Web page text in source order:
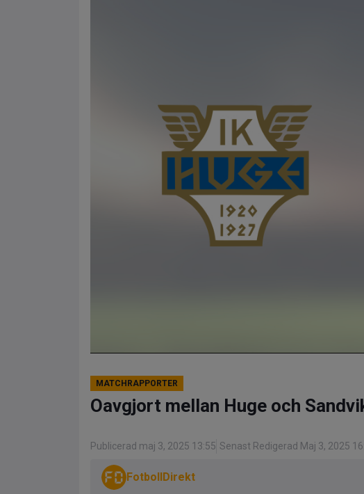
MATCHRAPPORTER
Oavgjort mellan Huge och
Publicerad maj 3, 2025 13:55 Senast Redigerad Maj 3, 2025
FotbollDirekt